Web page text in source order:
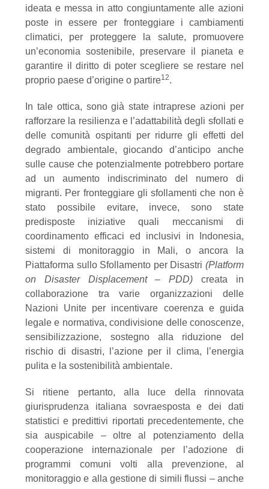
ideata e messa in atto congiuntamente alle azioni
poste in essere per fronteggiare i cambiamenti
climatici, per proteggere la salute, promuovere
un’economia sostenibile, preservare il pianeta e
garantire il diritto di poter scegliere se restare nel
proprio paese d’origine o partire12.
In tale ottica, sono già state intraprese azioni per
rafforzare la resilienza e l’adattabilità degli sfollati e
delle comunità ospitanti per ridurre gli effetti del
degrado ambientale, giocando d’anticipo anche
sulle cause che potenzialmente potrebbero portare
ad un aumento indiscriminato del numero di
migranti. Per fronteggiare gli sfollamenti che non è
stato possibile evitare, invece, sono state
predisposte iniziative quali meccanismi di
coordinamento efficaci ed inclusivi in Indonesia,
sistemi di monitoraggio in Mali, o ancora la
Piattaforma sullo Sfollamento per Disastri (Platform
on Disaster Displacement – PDD) creata in
collaborazione tra varie organizzazioni delle
Nazioni Unite per incentivare coerenza e guida
legale e normativa, condivisione delle conoscenze,
sensibilizzazione, sostegno alla riduzione del
rischio di disastri, l’azione per il clima, l’energia
pulita e la sostenibilità ambientale.
Si ritiene pertanto, alla luce della rinnovata
giurisprudenza italiana sovraesposta e dei dati
statistici e predittivi riportati precedentemente, che
sia auspicabile – oltre al potenziamento della
cooperazione internazionale per l’adozione di
programmi comuni volti alla prevenzione, al
monitoraggio e alla gestione di simili flussi – anche